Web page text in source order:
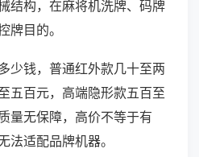
结构，在麻将机洗牌、码牌
牌目的。
少钱，普通红外款几十至两
五百元，高端隐形款五百至
量无保障，高价不等于有
法适配品牌机器。